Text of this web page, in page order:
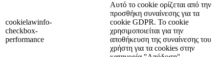
cookielawinfo-
checkbox-
performance
Αυτό το cookie ορίζεται από την
προσθήκη συναίνεσης για τα
cookie GDPR. Το cookie
χρησιμοποιείται για την
αποθήκευση της συναίνεσης του
χρήστη για τα cookies στην